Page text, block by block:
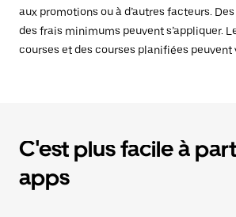
aux promotions ou à d’autres facteurs.
des frais minimums peuvent s’appliquer.
courses et des courses planifiées peuvent
C'est plus facile à
apps